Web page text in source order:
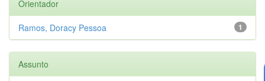
Orientador
1
Ramos, Doracy Pessoa
Assunto